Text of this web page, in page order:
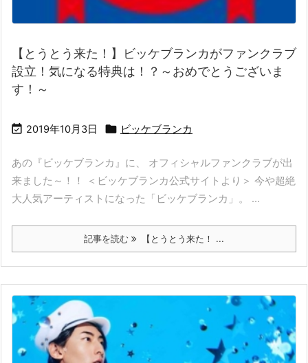
【とうとう来た！】ビッケブランカがファンクラブ
設立！気になる特典は！？～おめでとうございま
す！～
 2019年10月3日  ビッケブランカ
あの『ビッケブランカ』に、 オフィシャルファンクラブが出
来ました～！！ ＜ビッケブランカ公式サイトより＞ 今や超絶
大人気アーティストになった「ビッケブランカ」。 ...
記事を読む 【とうとう来た！ ...